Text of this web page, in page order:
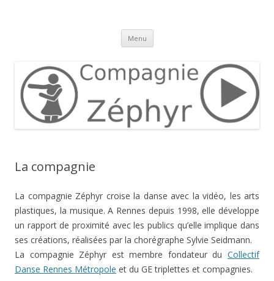
Menu Aller
contenu
La compagnie
La compagnie Zéphyr croise la danse avec la vidéo, les arts
plastiques, la musique. A Rennes depuis 1998, elle développe
un rapport de proximité avec les publics qu’elle implique dans
ses créations, réalisées par la chorégraphe Sylvie Seidmann.
La compagnie Zéphyr est membre fondateur du Collectif
Danse Rennes Métropole et du GE triplettes et compagnies.